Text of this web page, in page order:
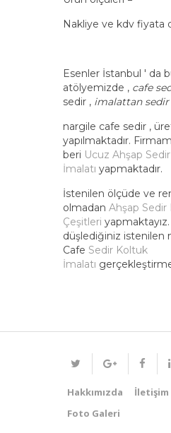
Nakliye ve kdv fiyata
Esenler İstanbul ' da
atölyemizde , cafe
sedir , imalattan sedir
nargile cafe sedir ,
yapılmaktadır.
beri Ucuz Ahşap
İmalatı yapmaktadır.
İstenilen ölçüde ve
olmadan Ahşap Sedir
Çeşitleri
düşlediğiniz istenilen
Cafe Sedir Koltuk
İmalatı
Hakkımızda İletişim
Foto Galeri